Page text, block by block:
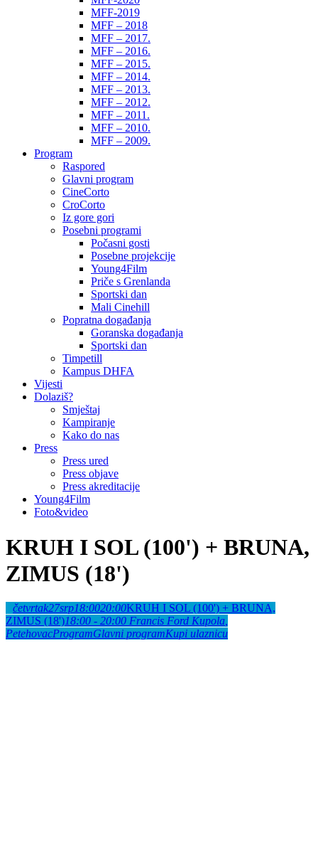
MFF-2019
MFF – 2018
MFF – 2017.
MFF – 2016.
MFF – 2015.
MFF – 2014.
MFF – 2013.
MFF – 2012.
MFF – 2011.
MFF – 2010.
MFF – 2009.
Program
Raspored
Glavni program
CineCorto
CroCorto
Iz gore gori
Posebni programi
Počasni gosti
Posebne projekcije
Young4Film
Priče s Grenlanda
Sportski dan
Mali Cinehill
Popratna događanja
Goranska događanja
Sportski dan
Timpetill
Kampus DHFA
Vijesti
Dolaziš?
Smještaj
Kampiranje
Kako do nas
Press
Press ured
Press objave
Press akreditacije
Young4Film
Foto&video
KRUH I SOL (100') + BRUNA,
ZIMUS (18')
četvrtak27srp18:0020:00KRUH I SOL (100') + BRUNA,
ZIMUS (18')18:00 - 20:00 Francis Ford Kupola
PetehovacProgramGlavni programKupi ulaznicu